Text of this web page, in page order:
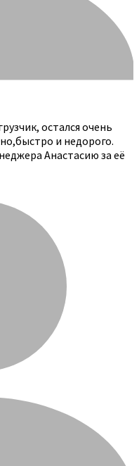
остался очень
и недорого.
Анастасию за её